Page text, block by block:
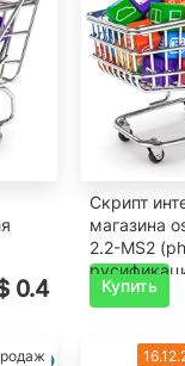
0.4
Скрипт
магазина
2.2-MS2
Купить